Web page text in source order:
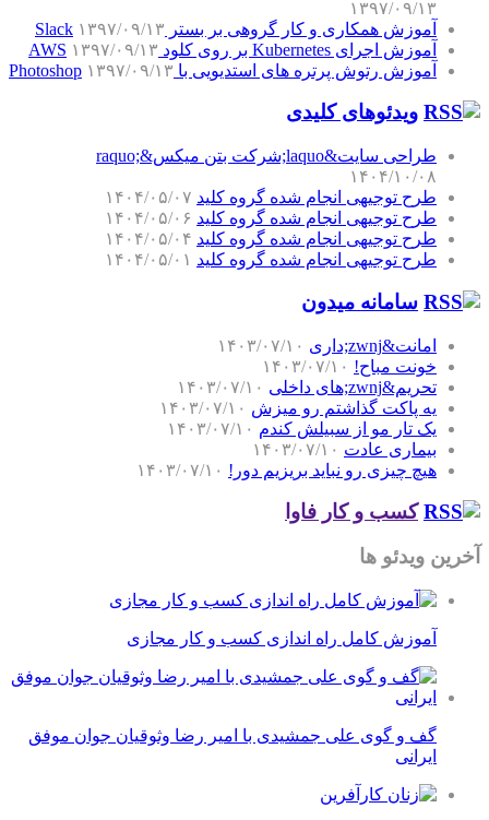
۱۳۹۷/۰۹/۱۳
آموزش همکاری و کار گروهی بر بستر Slack ۱۳۹۷/۰۹/۱۳
آموزش اجرای Kubernetes بر روی کلود AWS
۱۳۹۷/۰۹/۱۳
آموزش رتوش پرتره های استدیویی با Photoshop ۱۳۹۷/۰۹/۱۳
ویدئوهای کلیدی
طراحی سایت&laquo;شرکت بتن میکس&raquo;
۱۴۰۴/۱۰/۰۸
طرح توجیهی انجام شده گروه کلید ۱۴۰۴/۰۵/۰۷
طرح توجیهی انجام شده گروه کلید ۱۴۰۴/۰۵/۰۶
طرح توجیهی انجام شده گروه کلید ۱۴۰۴/۰۵/۰۴
طرح توجیهی انجام شده گروه کلید ۱۴۰۴/۰۵/۰۱
سامانه میدون
امانت&zwnj;داری
۱۴۰۳/۰۷/۱۰
خونت مباح! ۱۴۰۳/۰۷/۱۰
تحریم&zwnj;های داخلی
۱۴۰۳/۰۷/۱۰
یه پاکت گذاشتم رو میزش ۱۴۰۳/۰۷/۱۰
یک تار مو از سبیلش کندم ۱۴۰۳/۰۷/۱۰
بیماری عادت ۱۴۰۳/۰۷/۱۰
هیچ چیزی رو نباید بریزیم دور! ۱۴۰۳/۰۷/۱۰
کسب و کار فاوا
آخرین ویدئو ها
آموزش کامل راه اندازی کسب و کار مجازی
گف و گوی علی جمشیدی با امیر رضا وثوقیان جوان موفق
ایرانی